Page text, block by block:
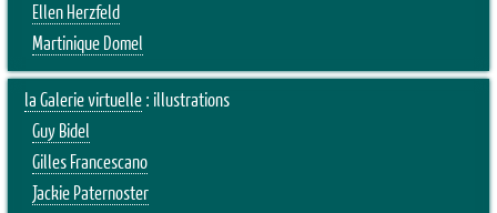
Ellen Herzfeld
Martinique Domel
la Galerie virtuelle : illustrations
Guy Bidel
Gilles Francescano
Jackie Paternoster